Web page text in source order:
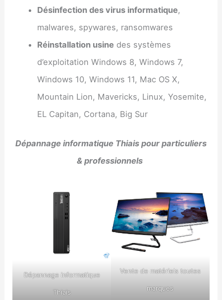
Désinfection des virus informatique,
malwares, spywares, ransomwares
Réinstallation usine des systèmes
d’exploitation Windows 8, Windows 7,
Windows 10, Windows 11, Mac OS X,
Mountain Lion, Mavericks, Linux, Yosemite,
EL Capitan, Cortana, Big Sur
Dépannage informatique Thiais pour particuliers
& professionnels
Dépannage informatique
Thiais
Vente de matériels toutes
marques